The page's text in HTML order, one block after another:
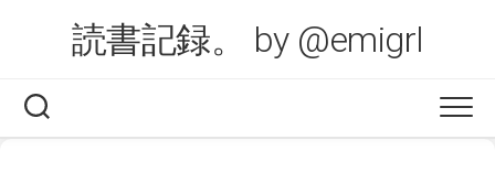
読書記録。 by @emigrl